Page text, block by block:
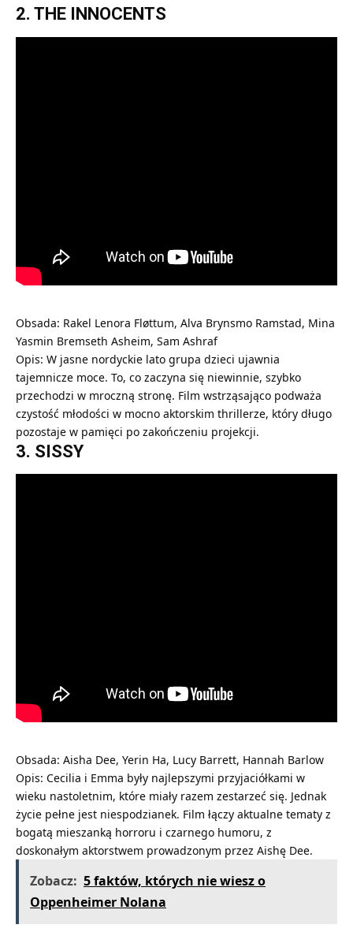
2. THE INNOCENTS
Obsada: Rakel Lenora Fløttum, Alva Brynsmo Ramstad, Mina
Yasmin Bremseth Asheim, Sam Ashraf
Opis: W jasne nordyckie lato grupa dzieci ujawnia
tajemnicze moce. To, co zaczyna się niewinnie, szybko
przechodzi w mroczną stronę. Film wstrząsająco podważa
czystość młodości w mocno aktorskim thrillerze, który długo
pozostaje w pamięci po zakończeniu projekcji.
3. SISSY
Obsada: Aisha Dee, Yerin Ha, Lucy Barrett, Hannah Barlow
Opis: Cecilia i Emma były najlepszymi przyjaciółkami w
wieku nastoletnim, które miały razem zestarzeć się. Jednak
życie pełne jest niespodzianek. Film łączy aktualne tematy z
bogatą mieszanką horroru i czarnego humoru, z
doskonałym aktorstwem prowadzonym przez Aishę Dee.
Zobacz: 5 faktów, których nie wiesz o
Oppenheimer Nolana